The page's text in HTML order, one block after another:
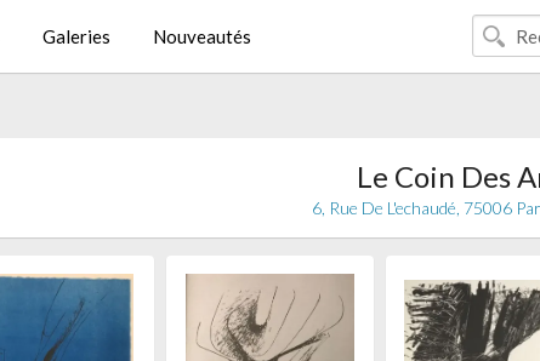
Galeries Nouveautés
Le Coin Des
6, Rue De L'echaudé, 75006